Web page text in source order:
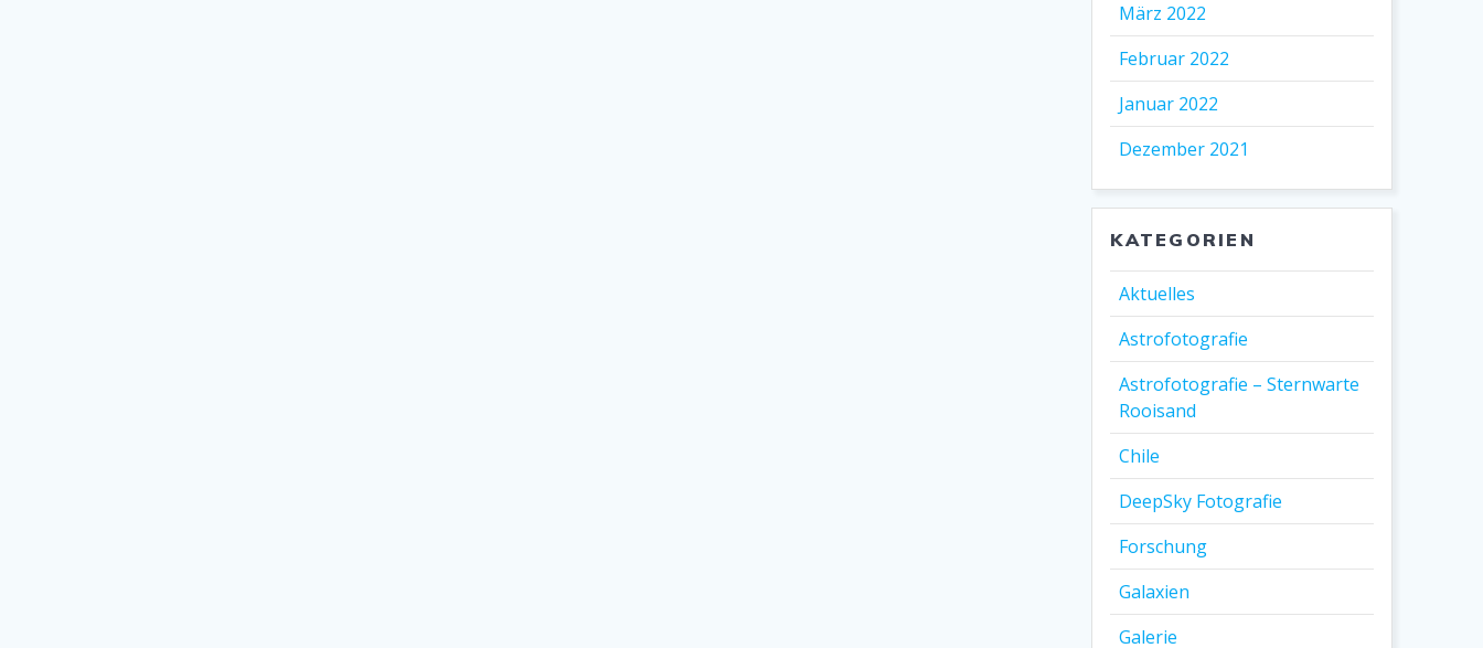
März 2022
Februar 2022
Januar 2022
Dezember 2021
KATEGORIEN
Aktuelles
Astrofotografie
Astrofotografie – Sternwarte
Rooisand
Chile
DeepSky Fotografie
Forschung
Galaxien
Galerie